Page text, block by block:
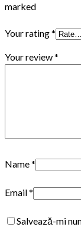
marked
Your rating*
Your review*
Name*
Email*
Salvează-mi